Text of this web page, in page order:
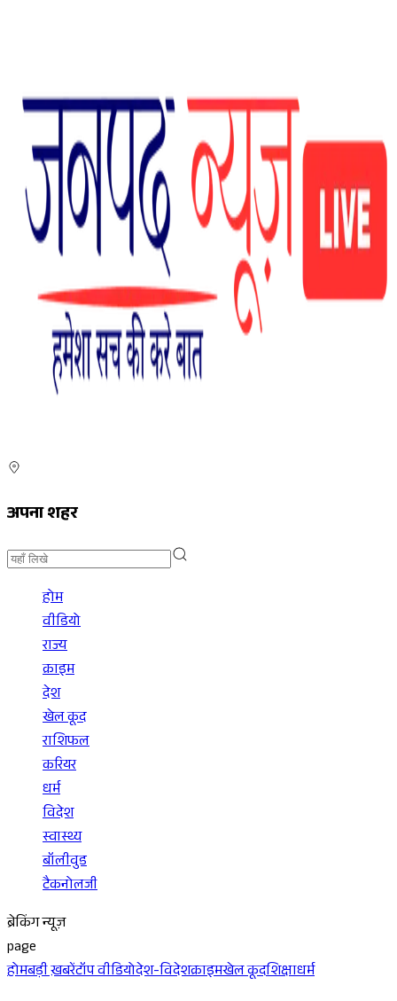
अपना शहर
होम
वीडियो
राज्य
क्राइम
देश
खेल कूद
राशिफल
करियर
धर्म
विदेश
स्वास्थ्य
बॉलीवुड
टैकनोलजी
ब्रेकिंग न्यूज़
page
होमबड़ी ख़बरेंटॉप वीडियोदेश-विदेशक्राइमखेल कूदशिक्षाधर्म